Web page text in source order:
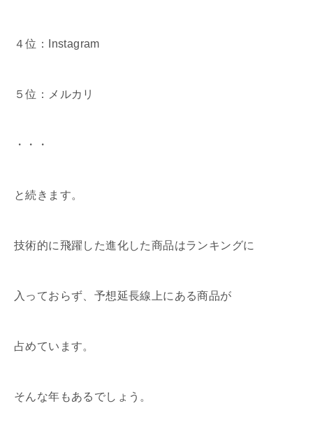
４位：Instagram
５位：メルカリ
・・・
と続きます。
技術的に飛躍した進化した商品はランキングに
入っておらず、予想延長線上にある商品が
占めています。
そんな年もあるでしょう。